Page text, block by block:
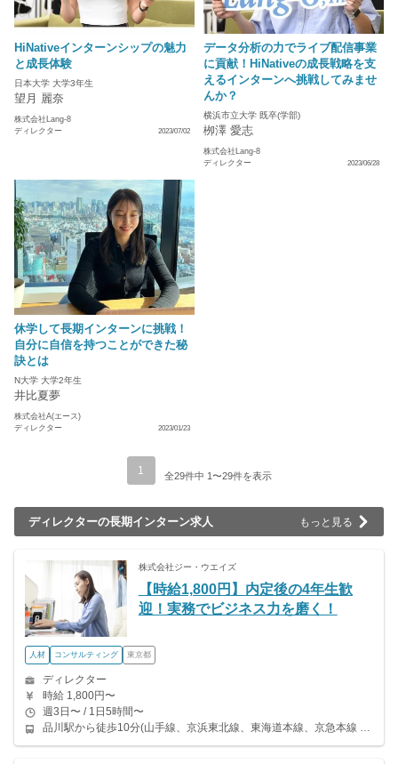
HiNativeインターンシップの魅力
と成長体験
日本大学 大学3年生
望月 麗奈
株式会社Lang-8
ディレクター
2023/07/02
データ分析の力でライブ配信事業
に貢献！HiNativeの成長戦略を支
えるインターンへ挑戦してみませ
んか？
横浜市立大学 既卒(学部)
栁澤 愛志
株式会社Lang-8
ディレクター
2023/06/28
休学して長期インターンに挑戦！
自分に自信を持つことができた秘
訣とは
N大学 大学2年生
井比夏夢
株式会社A(エース)
ディレクター
2023/01/23
1 全29件中 1〜29件を表示
ディレクターの長期インターン求人 もっと見る
株式会社ジー・ウエイズ
【時給1,800円】内定後の4年生歓
迎！実務でビジネス力を磨く！
人材 コンサルティング 東京都
ディレクター
時給 1,800円〜
週3日〜 / 1日5時間〜
品川駅から徒歩10分(山手線、京浜東北線、東海道本線、京急本線 ほか) 天王洲アイル駅から徒歩12分（東京モノレール、りんかい線）